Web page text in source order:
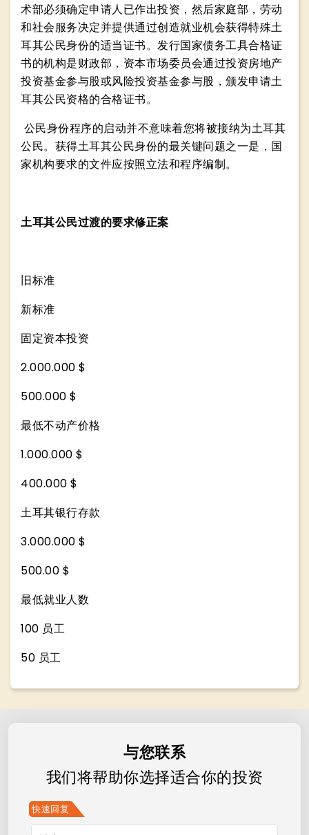
术部必须确定申请人已作出投资，然后家庭部，劳动
和社会服务决定并提供通过创造就业机会获得特殊土
耳其公民身份的适当证书。发行国家债务工具合格证
书的机构是财政部，资本市场委员会通过投资房地产
投资基金参与股或风险投资基金参与股，颁发申请土
耳其公民资格的合格证书。
公民身份程序的启动并不意味着您将被接纳为土耳其
公民。获得土耳其公民身份的最关键问题之一是，国
家机构要求的文件应按照立法和程序编制。
土耳其公民过渡的要求修正案
旧标准
新标准
固定资本投资
2.000.000 $
500.000 $
最低不动产价格
1.000.000 $
400.000 $
土耳其银行存款
3.000.000 $
500.00 $
最低就业人数
100 员工
50 员工
与您联系
我们将帮助你选择适合你的投资
快速回复